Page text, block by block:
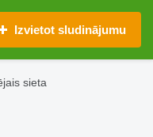
Izvietot sludinājumu
sieta